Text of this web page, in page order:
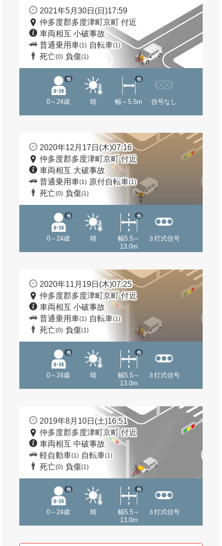
2021年5月30日(日)17:59
仲多度郡多度津町京町 付近
車両相互 小破事故
普通乗用車(1) 自転車(1)
死亡(0) 負傷(1)
0～24歳
他
晴 幅～5.5m
他
信号なし
2020年12月17日(木)07:16
仲多度郡多度津町京町 付近
車両相互 大破事故
普通乗用車(1) 原付自転車(1)
死亡(0) 負傷(1)
0～24歳
他
晴
幅5.5～
13.0m
他
３灯式信号
2020年11月19日(木)07:25
仲多度郡多度津町京町 付近
車両相互 小破事故
普通乗用車(1) 自転車(1)
死亡(0) 負傷(1)
0～24歳
他
晴
幅5.5～
13.0m
他
３灯式信号
2019年8月10日(土)16:51
仲多度郡多度津町京町 付近
車両相互 中破事故
軽自動車(1) 自転車(1)
死亡(0) 負傷(1)
0～24歳
他
晴
幅5.5～
13.0m
他
３灯式信号